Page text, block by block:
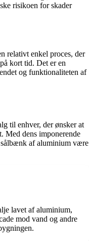
risikoen for skader
relativt enkel proces, der
kort tid. Det er en
og funktionaliteten af
til enhver, der ønsker at
Med dens imponerende
sålbænk af aluminium være
lavet af aluminium,
mod vand og andre